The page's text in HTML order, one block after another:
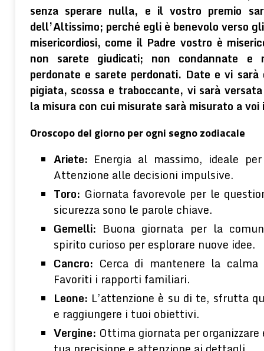
senza sperare nulla, e il vostro premio
dell’Altissimo; perché egli è benevolo verso
misericordiosi, come il Padre vostro è
non sarete giudicati; non condannate e
perdonate e sarete perdonati. Date e vi
pigiata, scossa e traboccante, vi sarà
la misura con cui misurate sarà misurato a voi
Oroscopo del giorno per ogni segno zodiacale
Ariete: Energia al massimo, ideale
Attenzione alle decisioni impulsive.
Toro: Giornata favorevole per le
sicurezza sono le parole chiave.
Gemelli: Buona giornata per la
spirito curioso per esplorare nuove idee.
Cancro: Cerca di mantenere la
Favoriti i rapporti familiari.
Leone: L’attenzione è su di te, sfrutta
e raggiungere i tuoi obiettivi.
Vergine: Ottima giornata per